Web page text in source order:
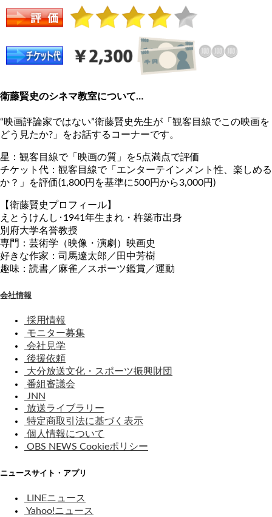
衛藤賢史のシネマ教室について…
“映画評論家ではない”衛藤賢史先生が「観客目線でこの映画を
どう見たか?」をお話するコーナーです。
星：観客目線で「映画の質」を5点満点で評価
チケット代：観客目線で「エンターテインメント性、楽しめる
か？」を評価(1,800円を基準に500円から3,000円)
【衛藤賢史プロフィール】
えとうけんし･1941年生まれ・杵築市出身
別府大学名誉教授
専門：芸術学（映像・演劇）映画史
好きな作家：司馬遼太郎／田中芳樹
趣味：読書／麻雀／スポーツ鑑賞／運動
会社情報
採用情報
モニター募集
会社見学
後援依頼
大分放送文化・スポーツ振興財団
番組審議会
JNN
放送ライブラリー
特定商取引法に基づく表示
個人情報について
OBS NEWS Cookieポリシー
ニュースサイト・アプリ
LINEニュース
Yahoo!ニュース